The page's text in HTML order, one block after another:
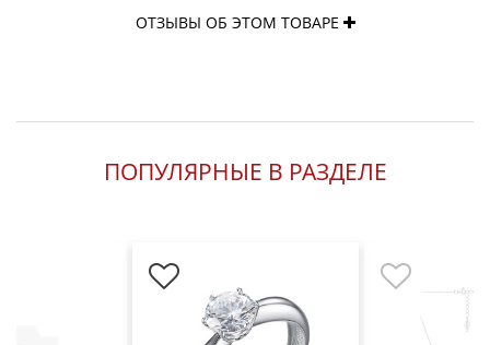
ОТЗЫВЫ ОБ ЭТОМ ТОВАРЕ
ПОПУЛЯРНЫЕ В РАЗДЕЛЕ